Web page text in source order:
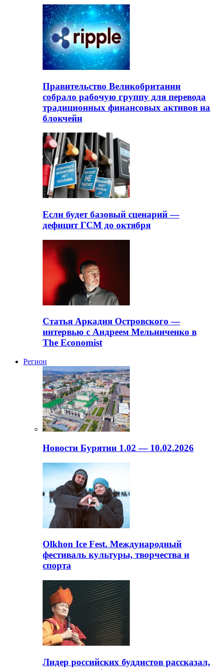
Правительство Великобритании
собрало рабочую группу для перевода
традиционных финансовых активов на
блокчейн
Если будет базовый сценарий —
дефицит ГСМ до октября
Статья Аркадия Островского —
интервью с Андреем Мельниченко в
The Economist
Регион
Новости Бурятии 1.02 — 10.02.2026
Olkhon Ice Fest. Международный
фестиваль культуры, творчества и
спорта
Лидер российских буддистов рассказал,